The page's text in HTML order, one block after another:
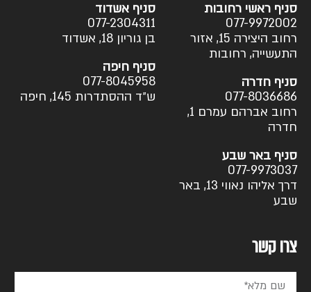
סניף ראשי רחובות
077-9972002
רחוב היצירה 15, אזור
התעשייה, רחובות
סניף חדרה
077-8036686
רחוב אברהם עמרם 1,
חדרה
סניף באר שבע
077-9973037
דרך אליהו נאווי 13, באר
שבע
סניף אשדוד
077-2304311
בן גוריון 18, אשדוד
סניף חיפה
077-8045958
ש״ד ההסתדרות 145, חיפה
צרו קשר